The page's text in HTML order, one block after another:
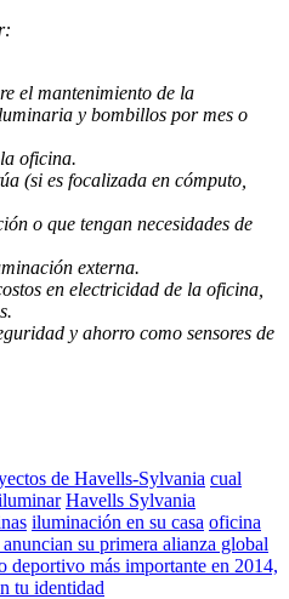
el mantenimiento de la
y bombillos por mes o
oficina.
(si es focalizada en cómputo,
o que tengan necesidades de
externa.
en electricidad de la oficina,
y ahorro como sensores de
de Havells-Sylvania cual
Havells Sylvania
iluminación en su casa oficina
su primera alianza global
deportivo más importante en 2014,
tu identidad